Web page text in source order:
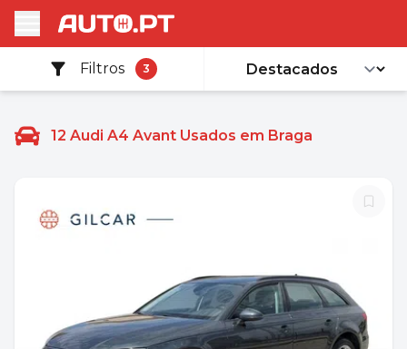
Filtros 3
12 Audi A4 Avant Usados em Braga